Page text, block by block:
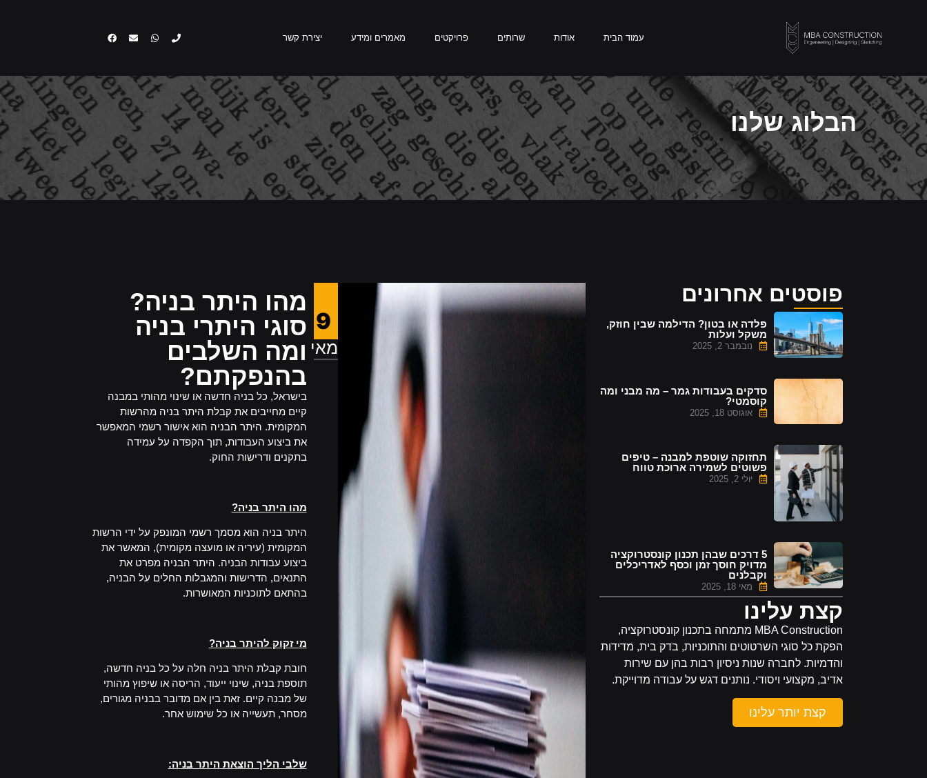
עמוד הבית אודות שרותים פרויקטים מאמרים ומידע יצירת קשר
הבלוג שלנו
פוסטים אחרונים
פלדה או בטון? הדילמה שבין חוזק,
משקל ועלות
נובמבר 2, 2025
סדקים בעבודות גמר – מה מבני ומה
קוסמטי?
אוגוסט 18, 2025
תחזוקה שוטפת למבנה – טיפים
פשוטים לשמירה ארוכת טווח
יולי 2, 2025
5 דרכים שבהן תכנון קונסטרוקציה
מדויק חוסך זמן וכסף לאדריכלים
וקבלנים
מאי 18, 2025
קצת עלינו
MBA Construction מתמחה בתכנון קונסטרוקציה,
הפקת כל סוגי השרטוטים והתוכניות, בדק בית, מדידות
והדמיות. לחברה שנות ניסיון רבות בהן עם שירות
אדיב, מקצועי ויסודי. נותנים דגש על עבודה מדוייקת.
קצת יותר עלינו
9
מאי
מהו היתר בניה?
סוגי היתרי בניה
ומה השלבים
בהנפקתם?
בישראל, כל בניה חדשה או שינוי מהותי במבנה
קיים מחייבים את קבלת היתר בניה מהרשות
המקומית. היתר הבניה הוא אישור רשמי המאפשר
את ביצוע העבודות, תוך הקפדה על עמידה
בתקנים ודרישות החוק.
מהו היתר בניה?
היתר בניה הוא מסמך רשמי המונפק על ידי הרשות
המקומית (עיריה או מועצה מקומית), המאשר את
ביצוע עבודות הבניה. היתר הבניה מפרט את
התנאים, הדרישות והמגבלות החלים על הבניה,
בהתאם לתוכניות המאושרות.
מי זקוק להיתר בניה?
חובת קבלת היתר בניה חלה על כל בניה חדשה,
תוספת בניה, שינוי ייעוד, הריסה או שיפוץ מהותי
של מבנה קיים. זאת בין אם מדובר בבניה מגורים,
מסחר, תעשייה או כל שימוש אחר.
שלבי הליך הוצאת היתר בניה: